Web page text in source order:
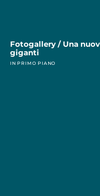
Fotogallery / Una
giganti
IN PRIMO PIANO